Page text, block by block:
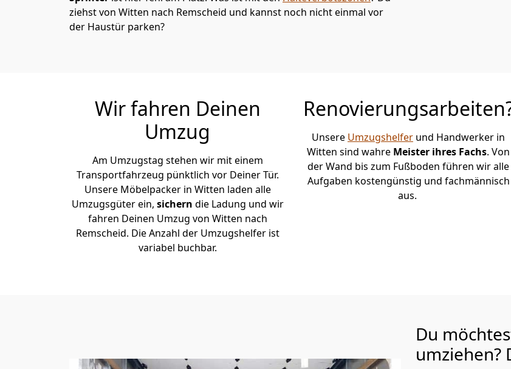
ziehst von Witten nach Remscheid und kannst noch nicht einmal vor
der Haustür parken?
Wir fahren Deinen
Umzug
Am Umzugstag stehen wir mit einem
Transportfahrzeug pünktlich vor Deiner Tür.
Unsere Möbelpacker in Witten laden alle
Umzugsgüter ein, sichern die Ladung und wir
fahren Deinen Umzug von Witten nach
Remscheid. Die Anzahl der Umzugshelfer ist
variabel buchbar.
Unsere Umzugshelfer und Handwerker in
Witten sind wahre Meister ihres Fachs. Von
der Wand bis zum Fußboden führen wir alle
Aufgaben kostengünstig und fachmännisch
aus.
Du
umziehen?